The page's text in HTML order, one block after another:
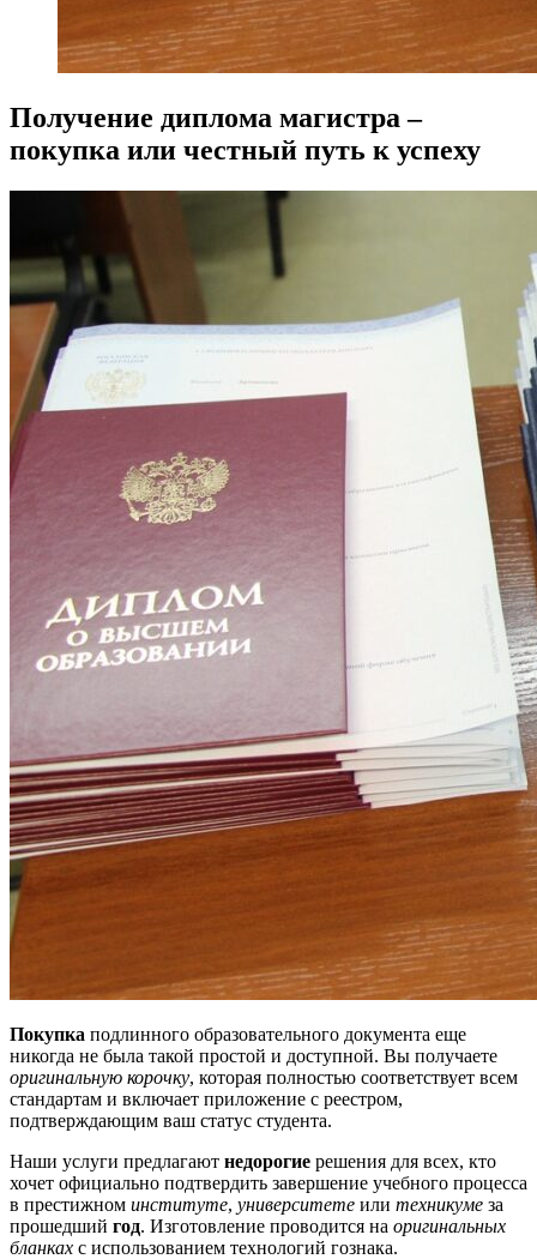
Получение диплома магистра –
покупка или честный путь к успеху
Покупка подлинного образовательного документа еще
никогда не была такой простой и доступной. Вы получаете
оригинальную корочку, которая полностью соответствует всем
стандартам и включает приложение с реестром,
подтверждающим ваш статус студента.
Наши услуги предлагают недорогие решения для всех, кто
хочет официально подтвердить завершение учебного процесса
в престижном институте, университете или техникуме за
прошедший год. Изготовление проводится на оригинальных
бланках с использованием технологий гознака.